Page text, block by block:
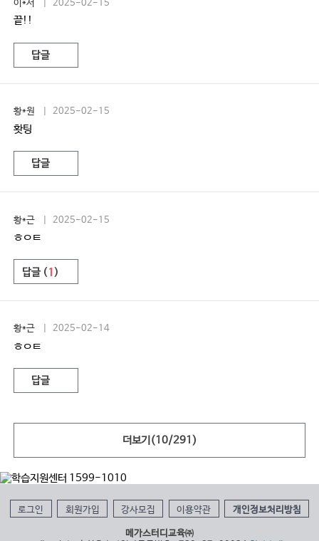
이*서 | 2025-02-15
끝!!
답글
황*원 | 2025-02-15
홧팅
답글
황*근 | 2025-02-15
ㅎㅇㅌ
답글 ( 1 )
황*근 | 2025-02-14
ㅎㅇㅌ
답글
더보기(10/291 )
로그인 회원가입 강사모집 이용약관 개인정보처리방침
메가스터디교육㈜